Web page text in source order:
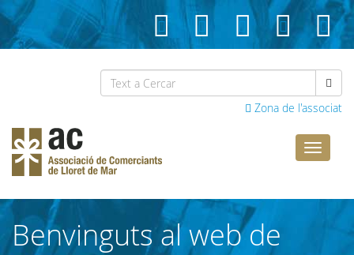
Zona de l'associat
Lloret
Benvinguts al web de